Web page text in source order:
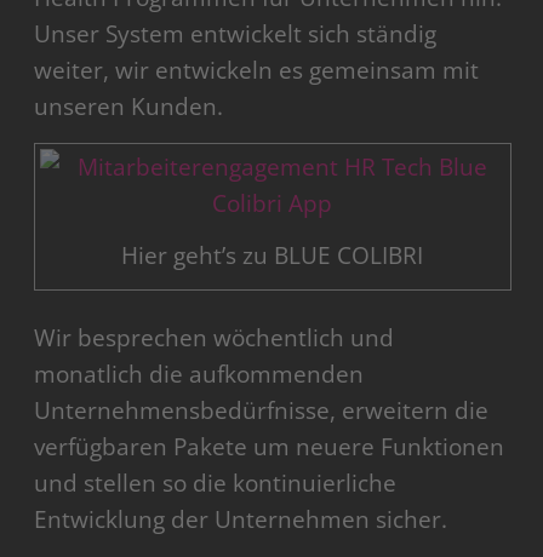
Unser System entwickelt sich ständig
weiter, wir entwickeln es gemeinsam mit
unseren Kunden.
Hier geht’s zu BLUE COLIBRI
Wir besprechen wöchentlich und
monatlich die aufkommenden
Unternehmensbedürfnisse, erweitern die
verfügbaren Pakete um neuere Funktionen
und stellen so die kontinuierliche
Entwicklung der Unternehmen sicher.